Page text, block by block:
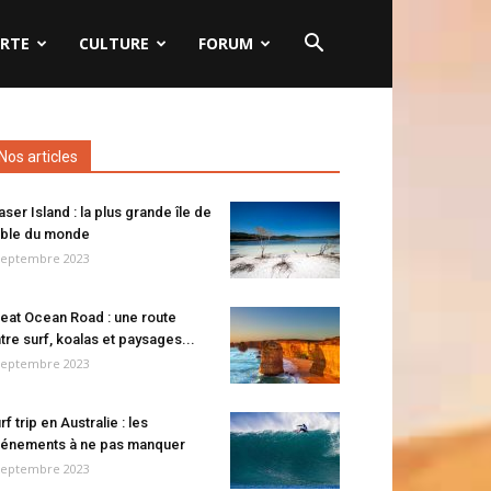
CULTURE FORUM
articles
Island : la plus grande île de
du monde
2023
Ocean Road : une route
surf, koalas et paysages...
2023
trip en Australie : les
à ne pas manquer
2023